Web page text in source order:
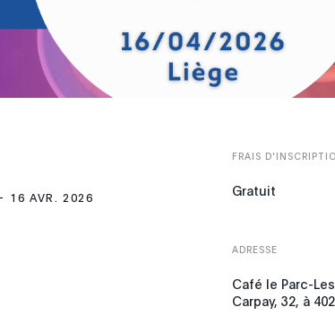
16 AVR. 2026
FRAIS
Gratuit
ADRESSE
Café le Parc-
Carpay, 32, à